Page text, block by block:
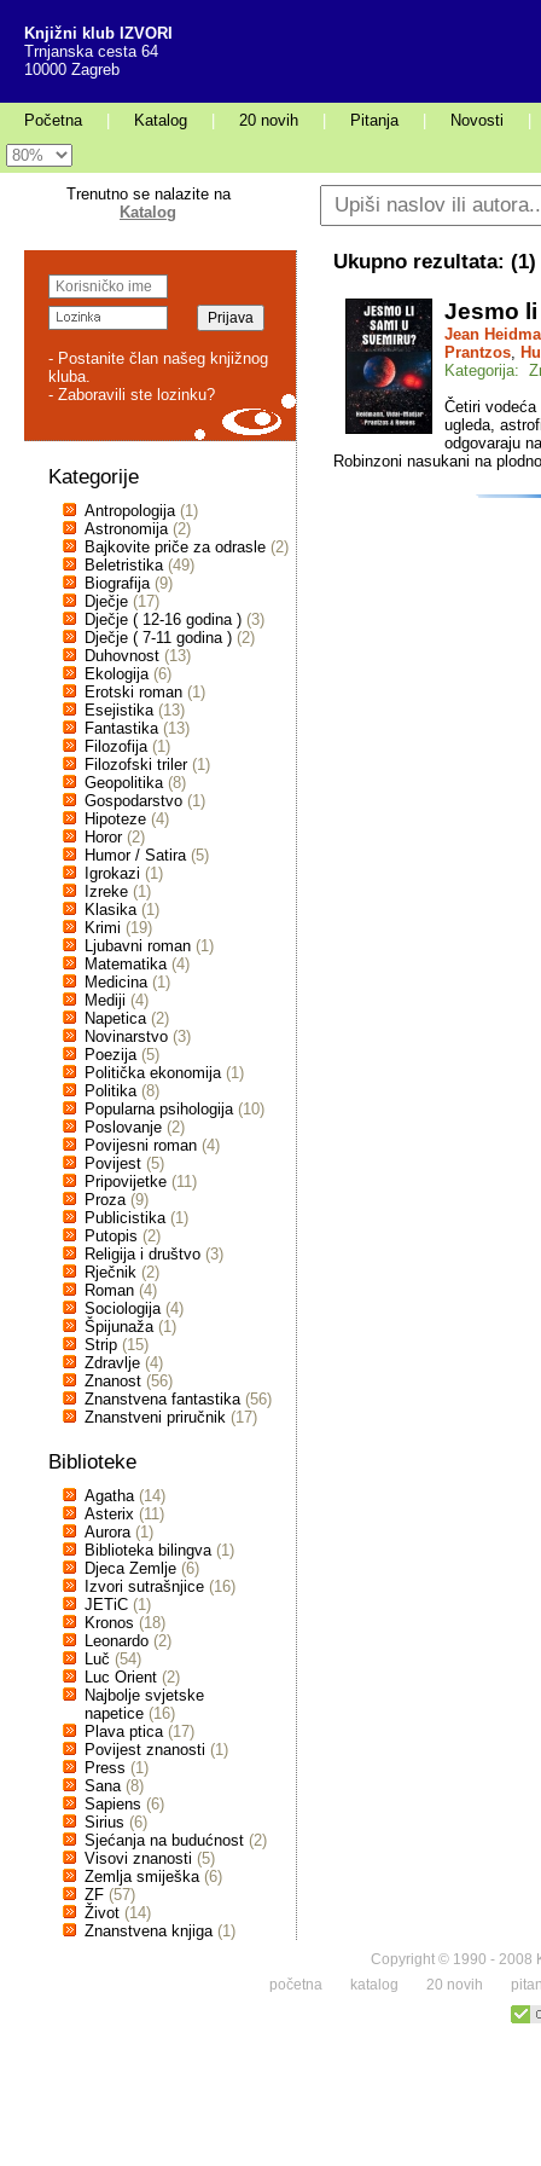
Knjižni klub IZVORI
Trnjanska cesta 64
10000 Zagreb
Početna Katalog 20 novih Pitanja Novosti
Trenutno se nalazite na
Katalog
- Postanite član našeg knjižnog
kluba.
- Zaboravili ste lozinku?
Kategorije
Antropologija (1)
Astronomija (2)
Bajkovite priče za odrasle (2)
Beletristika (49)
Biografija (9)
Dječje (17)
Dječje ( 12-16 godina ) (3)
Dječje ( 7-11 godina ) (2)
Duhovnost (13)
Ekologija (6)
Erotski roman (1)
Esejistika (13)
Fantastika (13)
Filozofija (1)
Filozofski triler (1)
Geopolitika (8)
Gospodarstvo (1)
Hipoteze (4)
Horor (2)
Humor / Satira (5)
Igrokazi (1)
Izreke (1)
Klasika (1)
Krimi (19)
Ljubavni roman (1)
Matematika (4)
Medicina (1)
Mediji (4)
Napetica (2)
Novinarstvo (3)
Poezija (5)
Politička ekonomija (1)
Politika (8)
Popularna psihologija (10)
Poslovanje (2)
Povijesni roman (4)
Povijest (5)
Pripovijetke (11)
Proza (9)
Publicistika (1)
Putopis (2)
Religija i društvo (3)
Rječnik (2)
Roman (4)
Sociologija (4)
Špijunaža (1)
Strip (15)
Zdravlje (4)
Znanost (56)
Znanstvena fantastika (56)
Znanstveni priručnik (17)
Biblioteke
Agatha (14)
Asterix (11)
Aurora (1)
Biblioteka bilingva (1)
Djeca Zemlje (6)
Izvori sutrašnjice (16)
JETiC (1)
Kronos (18)
Leonardo (2)
Luč (54)
Luc Orient (2)
Najbolje svjetske
napetice (16)
Plava ptica (17)
Povijest znanosti (1)
Press (1)
Sana (8)
Sapiens (6)
Sirius (6)
Sjećanja na budućnost (2)
Visovi znanosti (5)
Zemlja smiješka (6)
ZF (57)
Život (14)
Znanstvena knjiga (1)
Ukupno rezultata: (1)
Jesmo
Jean
Prantzos,
Kategorija:
Četiri vodeća
ugleda,
odgovaraju
Robinzoni nasukani na
Copyright © 1990 - 2008
početna
katalog 20 novih